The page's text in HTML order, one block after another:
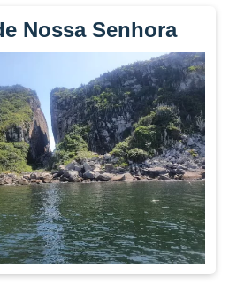
Nossa Senhora